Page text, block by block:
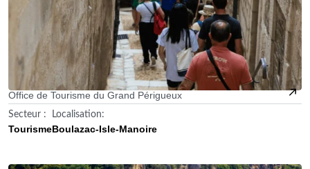
Office de Tourisme du Grand Périgueux
Secteur :
Tourisme
Localisation:
Boulazac-Isle-Manoire